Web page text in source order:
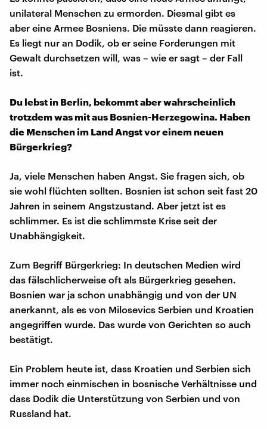
unilateral Menschen zu ermorden. Diesmal gibt es
aber eine Armee Bosniens. Die müsste dann reagieren.
Es liegt nur an Dodik, ob er seine Forderungen mit
Gewalt durchsetzen will, was – wie er sagt – der Fall
ist.
Du lebst in Berlin, bekommt aber wahrscheinlich
trotzdem was mit aus Bosnien-Herzegowina. Haben
die Menschen im Land Angst vor einem neuen
Bürgerkrieg?
Ja, viele Menschen haben Angst. Sie fragen sich, ob
sie wohl flüchten sollten. Bosnien ist schon seit fast 20
Jahren in seinem Angstzustand. Aber jetzt ist es
schlimmer. Es ist die schlimmste Krise seit der
Unabhängigkeit.
Zum Begriff Bürgerkrieg: In deutschen Medien wird
das fälschlicherweise oft als Bürgerkrieg gesehen.
Bosnien war ja schon unabhängig und von der UN
anerkannt, als es von Milosevics Serbien und Kroatien
angegriffen wurde. Das wurde von Gerichten so auch
bestätigt.
Ein Problem heute ist, dass Kroatien und Serbien sich
immer noch einmischen in bosnische Verhältnisse und
dass Dodik die Unterstützung von Serbien und von
Russland hat.